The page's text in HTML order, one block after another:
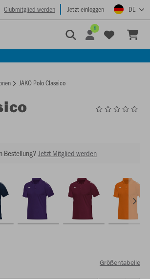
Clubmitglied werden Jetzt einloggen DE
1
JAKO Polo Classico
Bestellung? Jetzt Mitglied werden
Größentabelle